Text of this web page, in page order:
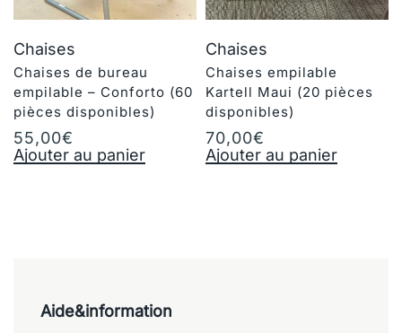
Chaises
Chaises de bureau
empilable – Conforto (60
pièces disponibles)
55,00€
Ajouter au panier
Chaises
Chaises empilable
Kartell Maui (20 pièces
disponibles)
70,00€
Ajouter au panier
Aide&information